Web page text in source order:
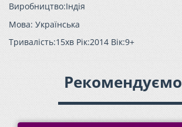
Виробництво:Індія
Мова: Українська
Тривалість:15хв Рік:2014 Вік:9+
Рекомендуємо